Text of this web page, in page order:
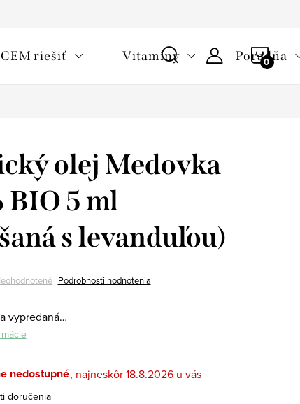
riešiť Vitamíny Poradňa
olej Medovka
BIO 5 ml
s levanduľou)
Podrobnosti hodnotenia
vypredaná…
nedostupné 18.8.2026
doručenia